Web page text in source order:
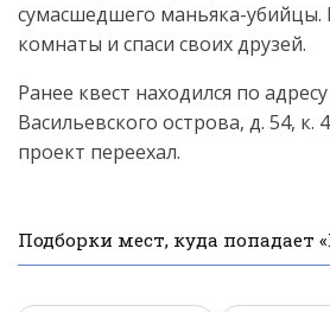
сумасшедшего маньяка-убийцы.
комнаты и спаси своих друзей.
Ранее квест находился по
Васильевского острова, д. 54, к.
проект переехал.
Подборки мест, куда попадает